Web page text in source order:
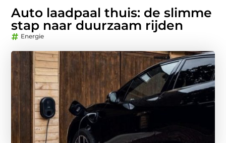
Auto laadpaal thuis: de slimme
stap naar duurzaam rijden
Energie